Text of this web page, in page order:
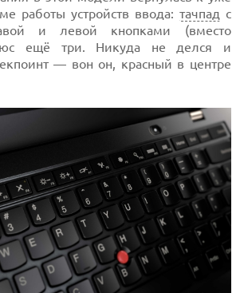
работы устройств ввода: тачпад с
и левой кнопками (вместо
ещё три. Никуда не делся и
— вон он, красный в центре